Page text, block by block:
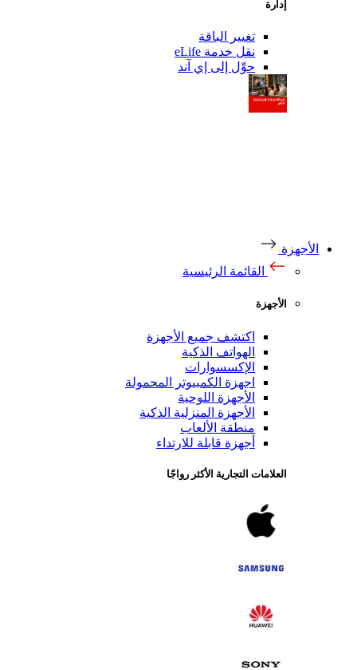
تغيير الباقة
نقل خدمة eLife
حوِّل إلى إي آند
القائمة الرئيسية
اكتشف جميع الأجهزة
الهواتف الذكية
الإكسسوارات
اجهزة الكمبيوتر المحمولة
الأجهزة اللوحية
الأجهزة المنزلية الذكية
منطقة الألعاب
أجهزة قابلة للارتداء
العلامات التجارية الأكثر رواجًا